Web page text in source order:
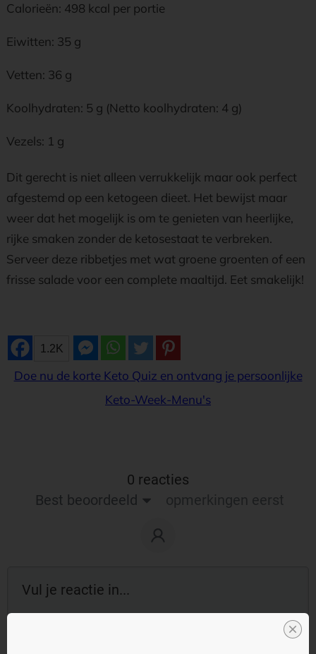
Calorieën: 498 kcal per portie
Eiwitten: 35 g
Vetten: 36 g
Koolhydraten: 5 g (Netto koolhydraten: 4 g)
Vezels: 1 g
Dit gerecht is niet alleen verrukkelijk maar ook perfect
afgestemd op een ketogeen dieet. Het bewijst maar
weer dat het mogelijk is om te genieten van heerlijke,
rijke smaken zonder de ketosestaat te verbreken.
Serveer deze ribbetjes met wat groene groenten of een
frisse salade voor een complete maaltijd. Eet smakelijk!
1.2K
Doe nu de korte Keto Quiz en ontvang je persoonlijke
Keto-Week-Menu's
0 reacties
Best beoordeeld
opmerkingen eerst